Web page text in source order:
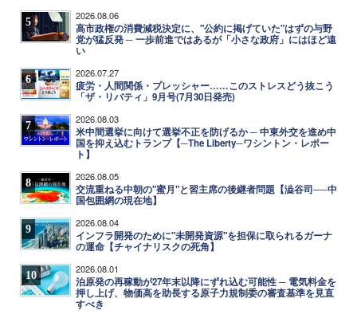
5 2026.08.06
高市政権の消費減税決定に、"公約に掲げていた"はずの与野
党が猛反発 ─ 一歩前進ではあるが「小さな政府」にはほど遠
い
6 2026.07.27
疲労・人間関係・プレッシャー……このストレスどう抜こう
「ザ・リバティ」9月号(7月30日発売)
7 2026.08.03
米中間選挙に向けて選挙不正を防げるか ─ 中東外交を進め中
国を抑え込むトランプ【─The Liberty─ワシントン・レポー
ト】
8 2026.08.05
交流重ねる中朝の"蜜月"と習主席の後継者問題【澁谷司──中
国包囲網の現在地】
9 2026.08.04
インフラ開発のために"未開発資源"を担保に取られるガーナ
の運命【チャイナリスクの死角】
10 2026.08.01
泊原発の再稼動が27年末以降にずれ込む可能性 ─ 電気料金を
押し上げ、物価高を助長する原子力規制委の審査基準を見直
すべき